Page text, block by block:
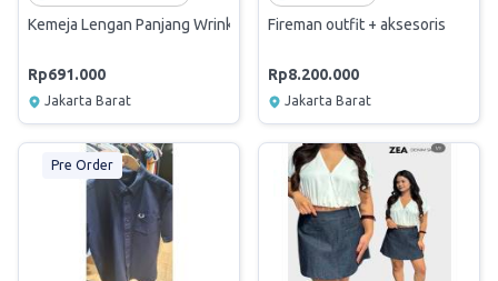
Kemeja Lengan Panjang Wrinkle Free
Rp691.000
Jakarta Barat
Fireman outfit + aksesoris
Rp8.200.000
Jakarta Barat
Pre Order